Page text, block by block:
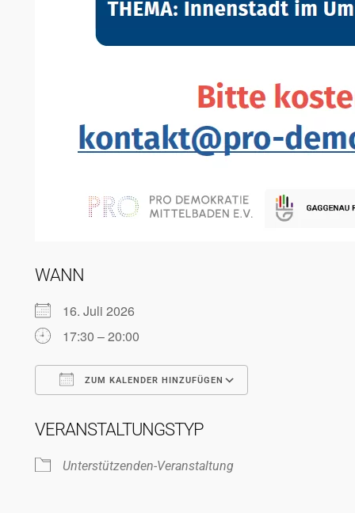
WANN
16. Juli 2026
17:30 – 20:00
ZUM KALENDER HINZUFÜGEN
VERANSTALTUNGSTYP
Unterstützenden-Veranstaltung